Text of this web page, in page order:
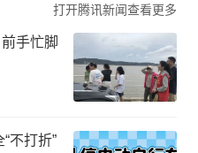
打开腾讯新闻查看更多
手忙脚
不打折”